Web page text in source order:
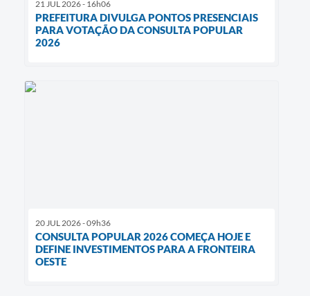
21 JUL 2026 - 16h06
PREFEITURA DIVULGA PONTOS PRESENCIAIS
PARA VOTAÇÃO DA CONSULTA POPULAR
2026
20 JUL 2026 - 09h36
CONSULTA POPULAR 2026 COMEÇA HOJE E
DEFINE INVESTIMENTOS PARA A FRONTEIRA
OESTE